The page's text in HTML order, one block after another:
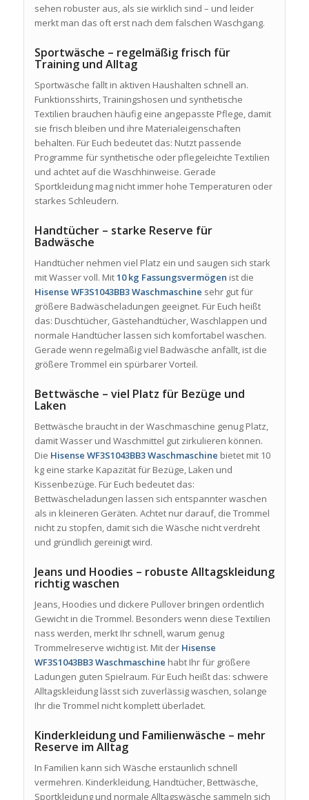
sehen robuster aus, als sie wirklich sind – und leider
merkt man das oft erst nach dem falschen Waschgang.
Sportwäsche – regelmäßig frisch für
Training und Alltag
Sportwäsche fällt in aktiven Haushalten schnell an.
Funktionsshirts, Trainingshosen und synthetische
Textilien brauchen häufig eine angepasste Pflege, damit
sie frisch bleiben und ihre Materialeigenschaften
behalten. Für Euch bedeutet das: Nutzt passende
Programme für synthetische oder pflegeleichte Textilien
und achtet auf die Waschhinweise. Gerade
Sportkleidung mag nicht immer hohe Temperaturen oder
starkes Schleudern.
Handtücher – starke Reserve für
Badwäsche
Handtücher nehmen viel Platz ein und saugen sich stark
mit Wasser voll. Mit10 kg Fassungsvermögen ist die
Hisense WF3S1043BB3 Waschmaschine sehr gut für
größere Badwäscheladungen geeignet. Für Euch heißt
das: Duschtücher, Gästehandtücher, Waschlappen und
normale Handtücher lassen sich komfortabel waschen.
Gerade wenn regelmäßig viel Badwäsche anfällt, ist die
größere Trommel ein spürbarer Vorteil.
Bettwäsche – viel Platz für Bezüge und
Laken
Bettwäsche braucht in der Waschmaschine genug Platz,
damit Wasser und Waschmittel gut zirkulieren können.
Die Hisense WF3S1043BB3 Waschmaschine bietet mit 10
kg eine starke Kapazität für Bezüge, Laken und
Kissenbezüge. Für Euch bedeutet das:
Bettwäscheladungen lassen sich entspannter waschen
als in kleineren Geräten. Achtet nur darauf, die Trommel
nicht zu stopfen, damit sich die Wäsche nicht verdreht
und gründlich gereinigt wird.
Jeans und Hoodies – robuste Alltagskleidung
richtig waschen
Jeans, Hoodies und dickere Pullover bringen ordentlich
Gewicht in die Trommel. Besonders wenn diese Textilien
nass werden, merkt Ihr schnell, warum genug
Trommelreserve wichtig ist. Mit der Hisense
WF3S1043BB3 Waschmaschine habt Ihr für größere
Ladungen guten Spielraum. Für Euch heißt das: schwere
Alltagskleidung lässt sich zuverlässig waschen, solange
Ihr die Trommel nicht komplett überladet.
Kinderkleidung und Familienwäsche – mehr
Reserve im Alltag
In Familien kann sich Wäsche erstaunlich schnell
vermehren. Kinderkleidung, Handtücher, Bettwäsche,
Sportkleidung und normale Alltagswäsche sammeln sich